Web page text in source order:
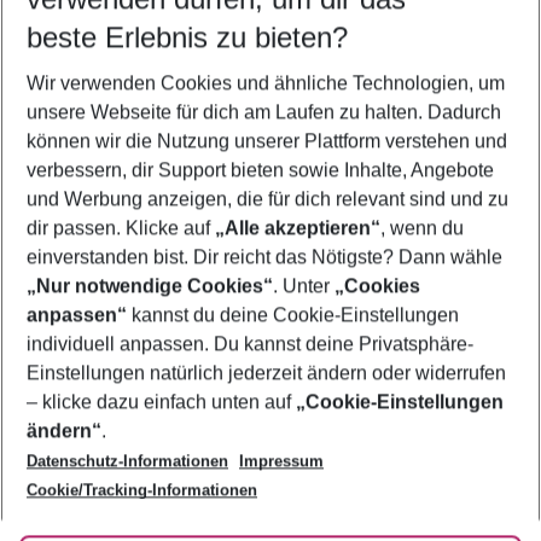
5-8 Nächte
2 Erwachsene Keine Kinder
Mehr Filter anzeigen
Footer
Footer navigation
Über uns
AGB
Bestpreisgarantie
Cookie-Einstellungen ändern
Cookie-Richtlinie
Agenturbetreuung
Barrierefreies Reisen
Folge uns
beste Erlebnis zu bieten?
Wir verwenden Cookies und ähnliche Technologien, um
unsere Webseite für dich am Laufen zu halten. Dadurch
können wir die Nutzung unserer Plattform verstehen und
verbessern, dir Support bieten sowie Inhalte, Angebote
und Werbung anzeigen, die für dich relevant sind und zu
dir passen. Klicke auf „Alle akzeptieren“, wenn du
einverstanden bist. Dir reicht das Nötigste? Dann wähle
„Nur notwendige Cookies“. Unter „Cookies
anpassen“ kannst du deine Cookie-Einstellungen
individuell anpassen. Du kannst deine Privatsphäre-
Einstellungen natürlich jederzeit ändern oder widerrufen
– klicke dazu einfach unten auf „Cookie-Einstellungen
ändern“.
Datenschutz-Informationen
Impressum
Cookie/Tracking-Informationen